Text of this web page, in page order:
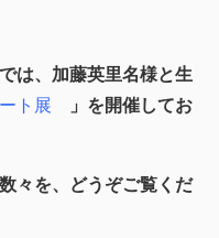
は、加藤英里名様と生
ト展 」を開催してお
々を、どうぞご覧くだ